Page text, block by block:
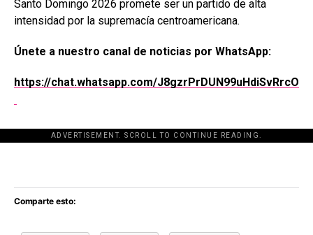
Santo Domingo 2026 promete ser un partido de alta
intensidad por la supremacía centroamericana.
Únete a nuestro canal de noticias por WhatsApp:
https://chat.whatsapp.com/J8gzrPrDUN99uHdiSvRrcO
ADVERTISEMENT. SCROLL TO CONTINUE READING.
[adsforwp id="243463"]
Comparte esto: